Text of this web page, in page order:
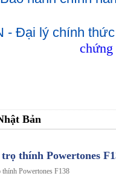
- Đại lý chính
chứng
Bản
thính Powertones
Powertones F138